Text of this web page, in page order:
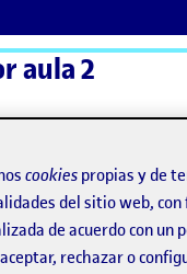
aula 2
ActiFolios
cookies propias y de
del sitio web,
de acuerdo con
rechazar o